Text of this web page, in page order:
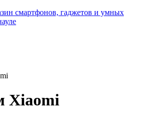
смартфонов, гаджетов и умных
Xiaomi